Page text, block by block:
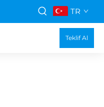
TR
Teklif Al